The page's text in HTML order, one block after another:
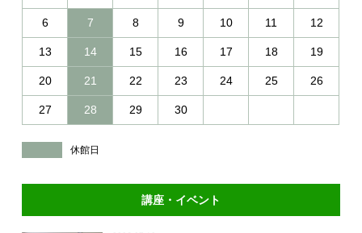
6 7 8 9 10 11 12
13 14 15 16 17 18 19
20 21 22 23 24 25 26
27 28 29 30
休館日
講座・イベント